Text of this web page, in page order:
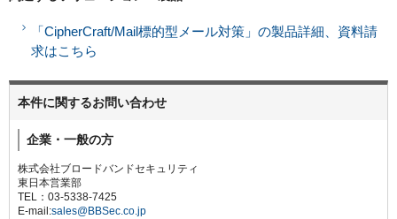
「CipherCraft/Mail標的型メール対策」の製品詳細、資料請
求はこちら
本件に関するお問い合わせ
企業・一般の方
株式会社ブロードバンドセキュリティ
東日本営業部
TEL：03-5338-7425
E-mail:sales@BBSec.co.jp